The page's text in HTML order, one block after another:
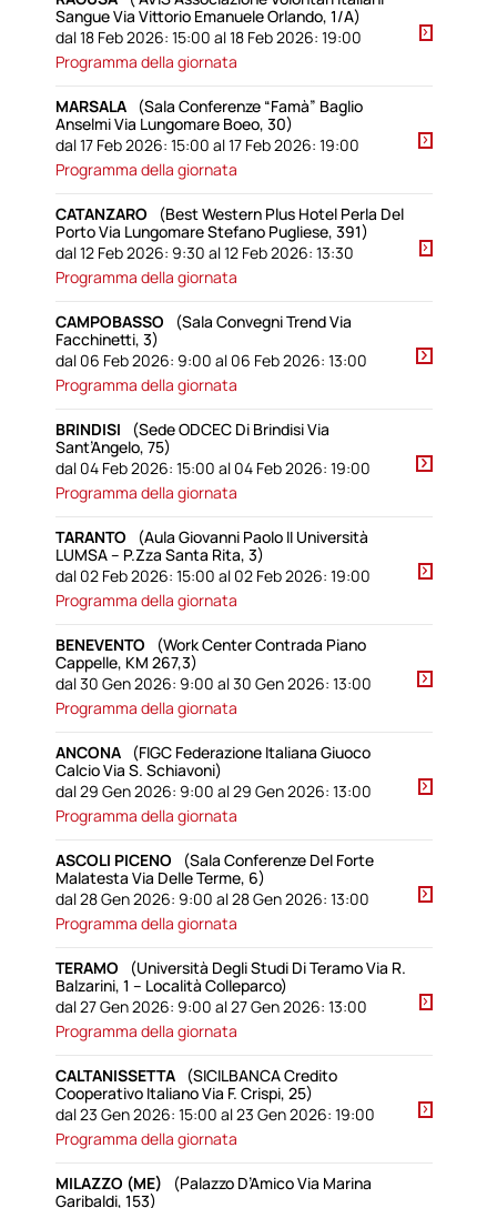
Sangue Via Vittorio Emanuele Orlando, 1/A)
dal 18 Feb 2026: 15:00 al 18 Feb 2026: 19:00
Programma della giornata
MARSALA
(Sala Conferenze “Famà” Baglio
Anselmi Via Lungomare Boeo, 30)
dal 17 Feb 2026: 15:00 al 17 Feb 2026: 19:00
Programma della giornata
CATANZARO
(Best Western Plus Hotel Perla Del
Porto Via Lungomare Stefano Pugliese, 391)
dal 12 Feb 2026: 9:30 al 12 Feb 2026: 13:30
Programma della giornata
CAMPOBASSO
(Sala Convegni Trend Via
Facchinetti, 3)
dal 06 Feb 2026: 9:00 al 06 Feb 2026: 13:00
Programma della giornata
BRINDISI
(Sede ODCEC Di Brindisi Via
Sant’Angelo, 75)
dal 04 Feb 2026: 15:00 al 04 Feb 2026: 19:00
Programma della giornata
TARANTO
(Aula Giovanni Paolo II Università
LUMSA – P.zza Santa Rita, 3)
dal 02 Feb 2026: 15:00 al 02 Feb 2026: 19:00
Programma della giornata
BENEVENTO
(Work Center Contrada Piano
Cappelle, KM 267,3)
dal 30 Gen 2026: 9:00 al 30 Gen 2026: 13:00
Programma della giornata
ANCONA
(FIGC Federazione Italiana Giuoco
Calcio Via S. Schiavoni)
dal 29 Gen 2026: 9:00 al 29 Gen 2026: 13:00
Programma della giornata
ASCOLI PICENO
(Sala Conferenze Del Forte
Malatesta Via Delle Terme, 6)
dal 28 Gen 2026: 9:00 al 28 Gen 2026: 13:00
Programma della giornata
TERAMO
(Università Degli Studi Di Teramo Via R.
Balzarini, 1 – Località Colleparco)
dal 27 Gen 2026: 9:00 al 27 Gen 2026: 13:00
Programma della giornata
CALTANISSETTA
(SICILBANCA Credito
Cooperativo Italiano Via F. Crispi, 25)
dal 23 Gen 2026: 15:00 al 23 Gen 2026: 19:00
Programma della giornata
MILAZZO (ME)
(Palazzo D’Amico Via Marina
Garibaldi, 153)